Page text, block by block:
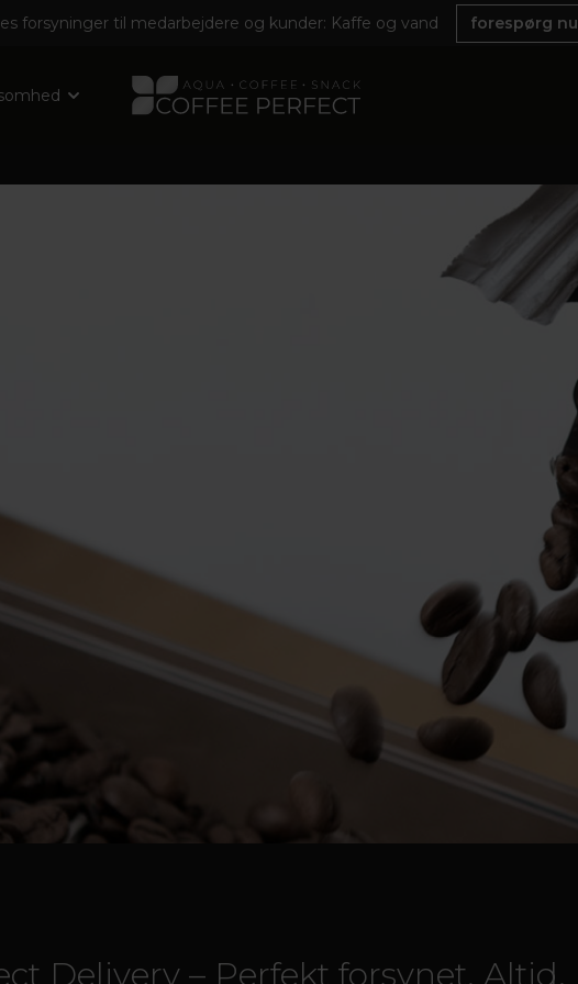
forsyninger til medarbejdere og kunder: Kaffe og vand forespørg nu
Delivery – Perfekt forsynet. Altid.